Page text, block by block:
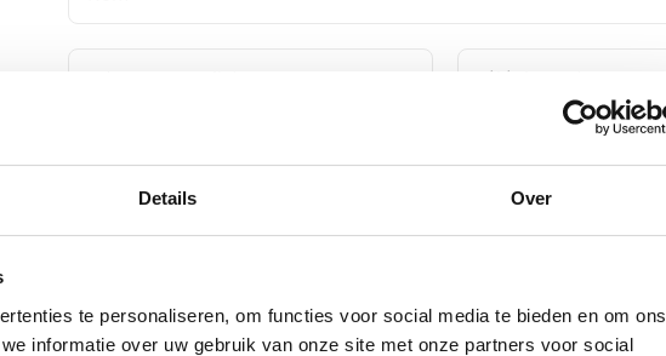
Details Over
te personaliseren, om functies voor social media te bieden en om ons
informatie over uw gebruik van onze site met onze partners voor social